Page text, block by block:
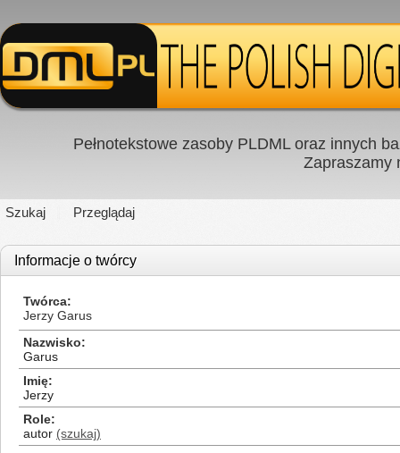
Pełnotekstowe zasoby PLDML oraz innych
Zapraszamy
Szukaj Przeglądaj
Informacje o twórcy
Twórca
Jerzy Garus
Nazwisko
Garus
Imię
Jerzy
Role
autor (szukaj)